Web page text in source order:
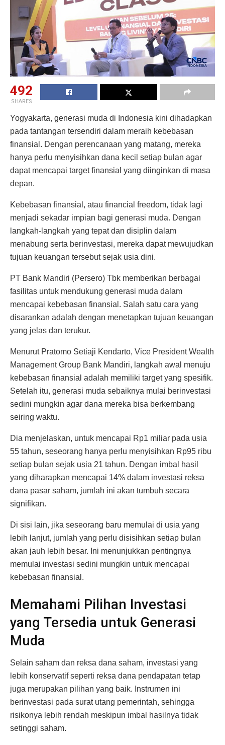
492
SHARES
Yogyakarta, generasi muda di Indonesia kini dihadapkan
pada tantangan tersendiri dalam meraih kebebasan
finansial. Dengan perencanaan yang matang, mereka
hanya perlu menyisihkan dana kecil setiap bulan agar
dapat mencapai target finansial yang diinginkan di masa
depan.
Kebebasan finansial, atau financial freedom, tidak lagi
menjadi sekadar impian bagi generasi muda. Dengan
langkah-langkah yang tepat dan disiplin dalam
menabung serta berinvestasi, mereka dapat mewujudkan
tujuan keuangan tersebut sejak usia dini.
PT Bank Mandiri (Persero) Tbk memberikan berbagai
fasilitas untuk mendukung generasi muda dalam
mencapai kebebasan finansial. Salah satu cara yang
disarankan adalah dengan menetapkan tujuan keuangan
yang jelas dan terukur.
Menurut Pratomo Setiaji Kendarto, Vice President Wealth
Management Group Bank Mandiri, langkah awal menuju
kebebasan finansial adalah memiliki target yang spesifik.
Setelah itu, generasi muda sebaiknya mulai berinvestasi
sedini mungkin agar dana mereka bisa berkembang
seiring waktu.
Dia menjelaskan, untuk mencapai Rp1 miliar pada usia
55 tahun, seseorang hanya perlu menyisihkan Rp95 ribu
setiap bulan sejak usia 21 tahun. Dengan imbal hasil
yang diharapkan mencapai 14% dalam investasi reksa
dana pasar saham, jumlah ini akan tumbuh secara
signifikan.
Di sisi lain, jika seseorang baru memulai di usia yang
lebih lanjut, jumlah yang perlu disisihkan setiap bulan
akan jauh lebih besar. Ini menunjukkan pentingnya
memulai investasi sedini mungkin untuk mencapai
kebebasan finansial.
Memahami Pilihan Investasi
yang Tersedia untuk Generasi
Muda
Selain saham dan reksa dana saham, investasi yang
lebih konservatif seperti reksa dana pendapatan tetap
juga merupakan pilihan yang baik. Instrumen ini
berinvestasi pada surat utang pemerintah, sehingga
risikonya lebih rendah meskipun imbal hasilnya tidak
setinggi saham.